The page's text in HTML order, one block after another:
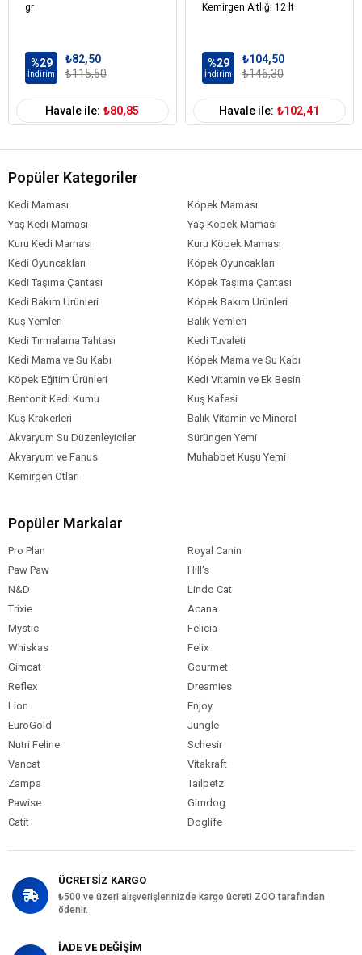
gr
%29
İndirim
₺82,50
₺115,50
Havale ile: ₺80,85
Kemirgen Altlığı 12 lt
%29
İndirim
₺104,50
₺146,30
Havale ile: ₺102,41
Popüler Kategoriler
Kedi Maması
Köpek Maması
Yaş Kedi Maması
Yaş Köpek Maması
Kuru Kedi Maması
Kuru Köpek Maması
Kedi Oyuncakları
Köpek Oyuncakları
Kedi Taşıma Çantası
Köpek Taşıma Çantası
Kedi Bakım Ürünleri
Köpek Bakım Ürünleri
Kuş Yemleri
Balık Yemleri
Kedi Tırmalama Tahtası
Kedi Tuvaleti
Kedi Mama ve Su Kabı
Köpek Mama ve Su Kabı
Köpek Eğitim Ürünleri
Kedi Vitamin ve Ek Besin
Bentonit Kedi Kumu
Kuş Kafesi
Kuş Krakerleri
Balık Vitamin ve Mineral
Akvaryum Su Düzenleyiciler
Sürüngen Yemi
Akvaryum ve Fanus
Muhabbet Kuşu Yemi
Kemirgen Otları
Popüler Markalar
Pro Plan
Royal Canin
Paw Paw
Hill's
N&D
Lindo Cat
Trixie
Acana
Mystic
Felicia
Whiskas
Felix
Gimcat
Gourmet
Reflex
Dreamies
Lion
Enjoy
EuroGold
Jungle
Nutri Feline
Schesir
Vancat
Vitakraft
Zampa
Tailpetz
Pawise
Gimdog
Catit
Doglife
ÜCRETSİZ KARGO
₺500 ve üzeri alışverişlerinizde kargo ücreti ZOO tarafından
ödenir.
İADE VE DEĞİŞİM